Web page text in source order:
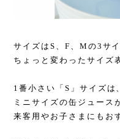
サイズはS、F、Mの3サ
ちょっと変わったサイズ
1番小さい「S」サイズ
ミニサイズの缶ジュース
来客用やお子さまにもお